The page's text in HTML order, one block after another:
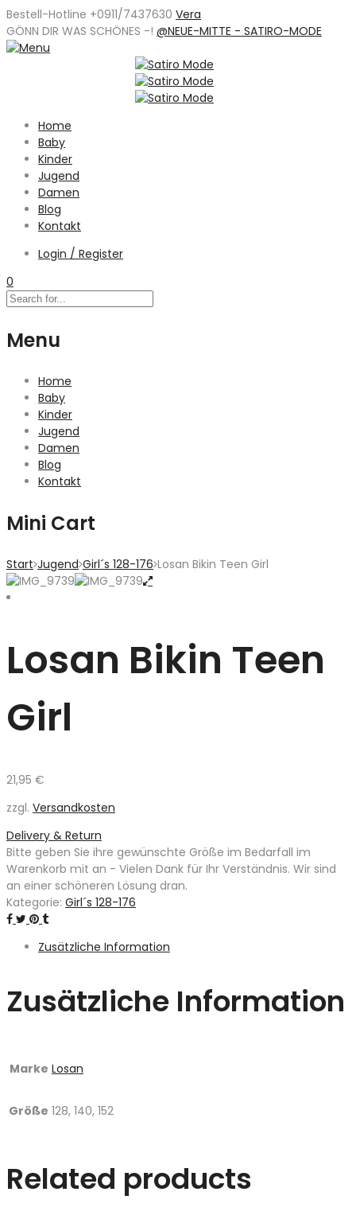
Bestell-Hotline +0911/7437630 Vera
GÖNN DIR WAS SCHÖNES -! @NEUE-MITTE - SATIRO-MODE
Home
Baby
Kinder
Jugend
Damen
Blog
Kontakt
Login / Register
0
Menu
Home
Baby
Kinder
Jugend
Damen
Blog
Kontakt
Mini Cart
Start Jugend Girl´s 128-176 Losan Bikin Teen Girl
Losan Bikin Teen
Girl
21,95 €
zzgl. Versandkosten
Delivery & Return
Bitte geben Sie ihre gewünschte Größe im Bedarfall im
Warenkorb mit an - Vielen Dank für Ihr Verständnis. Wir sind
an einer schöneren Lösung dran.
Kategorie: Girl´s 128-176
Zusätzliche Information
Zusätzliche Information
Marke Losan
Größe 128, 140, 152
Related products